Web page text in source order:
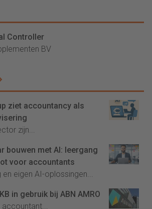
Controller
BV
ziet accountancy als
zijn...
bouwen met AI: leergang
voor accountants
eigen AI-oplossingen...
in gebruik bij ABN AMRO